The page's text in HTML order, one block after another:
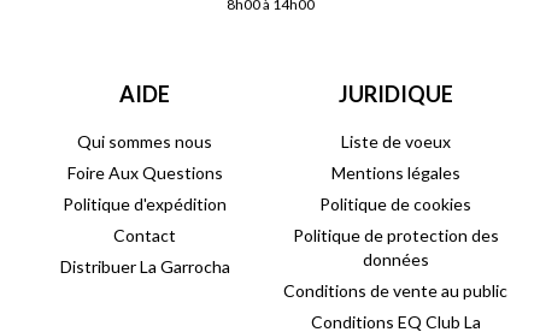
8h00 à 14h00
AIDE
Qui sommes nous
Foire Aux Questions
Politique d'expédition
Contact
Distribuer La Garrocha
JURIDIQUE
Liste de voeux
Mentions légales
Politique de cookies
Politique de protection des
données
Conditions de vente au public
Conditions EQ Club La